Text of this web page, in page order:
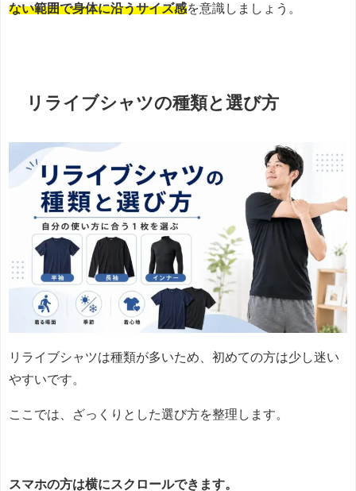
ない範囲で身体に沿うサイズ感を意識しましょう。
リライブシャツの種類と選び方
リライブシャツは種類が多いため、初めての方は少し迷い
やすいです。
ここでは、ざっくりとした選び方を整理します。
スマホの方は横にスクロールできます。